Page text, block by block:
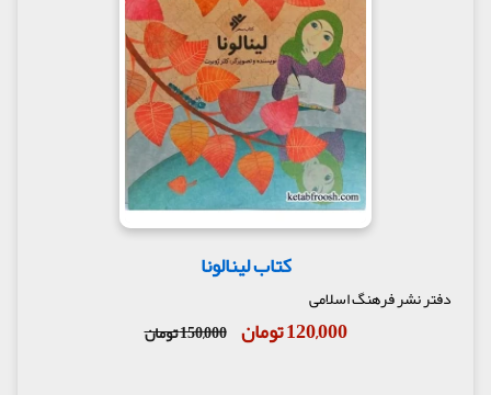
کتاب لینالونا
دفتر نشر فرهنگ اسلامی
120,000 تومان 150,000 تومان